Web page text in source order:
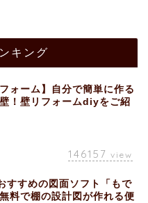
キング
フォーム】自分で簡単に作る
！壁リフォームdiyをご紹
146157 view
すすめの図面ソフト「もで
料で棚の設計図が作れる便